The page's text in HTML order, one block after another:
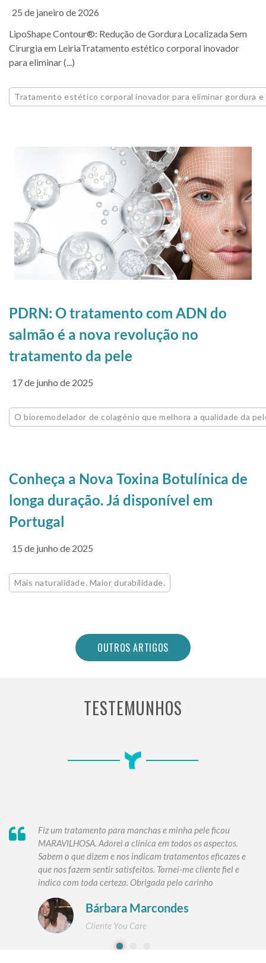
25 de janeiro de 2026
LipoShape Contour®: Redução de Gordura Localizada Sem
Cirurgia em LeiriaTratamento estético corporal inovador
para eliminar (...)
Tratamento estético corporal inovador para eliminar gordura
PDRN: O tratamento com ADN do
salmão é a nova revolução no
tratamento da pele
17 de junho de 2025
O bioremodelador de colagénio que melhora a qualidade da
Conheça a Nova Toxina Botulínica de
longa duração. Já disponível em
Portugal
15 de junho de 2025
Mais naturalidade. Maior durabilidade.
OUTROS ARTIGOS
TESTEMUNHOS
Fiz um tratamento para manchas e minha pele ficou
MARAVILHOSA. Adorei a clínica em todos os aspectos.
Sabem o que dizem e nos indicam tratamentos eficazes e
que nos fazem sentir satisfeitos. Tornei-me cliente fiel e
indico com toda certeza. Obrigada pelo carinho
Bárbara Marcondes
Cliente You Care